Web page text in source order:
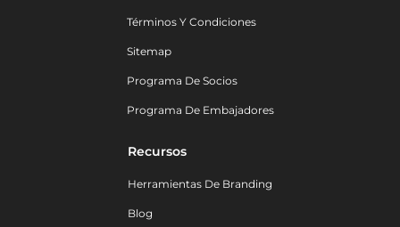
Términos Y Condiciones
Sitemap
Programa De Socios
Programa De Embajadores
Recursos
Herramientas De Branding
Blog